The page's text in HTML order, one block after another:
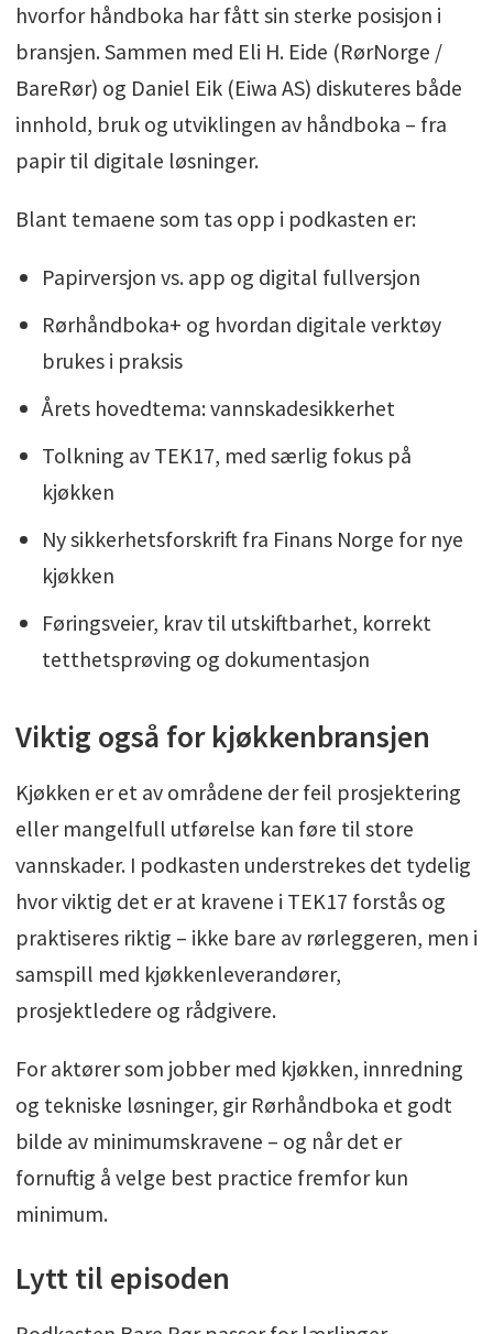
hvorfor håndboka har fått sin sterke posisjon i
bransjen. Sammen med Eli H. Eide (RørNorge /
BareRør) og Daniel Eik (Eiwa AS) diskuteres både
innhold, bruk og utviklingen av håndboka – fra
papir til digitale løsninger.
Blant temaene som tas opp i podkasten er:
Papirversjon vs. app og digital fullversjon
Rørhåndboka+ og hvordan digitale verktøy
brukes i praksis
Årets hovedtema: vannskadesikkerhet
Tolkning av TEK17, med særlig fokus på
kjøkken
Ny sikkerhetsforskrift fra Finans Norge for nye
kjøkken
Føringsveier, krav til utskiftbarhet, korrekt
tetthetsprøving og dokumentasjon
Viktig også for kjøkkenbransjen
Kjøkken er et av områdene der feil prosjektering
eller mangelfull utførelse kan føre til store
vannskader. I podkasten understrekes det tydelig
hvor viktig det er at kravene i TEK17 forstås og
praktiseres riktig – ikke bare av rørleggeren, men i
samspill med kjøkkenleverandører,
prosjektledere og rådgivere.
For aktører som jobber med kjøkken, innredning
og tekniske løsninger, gir Rørhåndboka et godt
bilde av minimumskravene – og når det er
fornuftig å velge best practice fremfor kun
minimum.
Lytt til episoden